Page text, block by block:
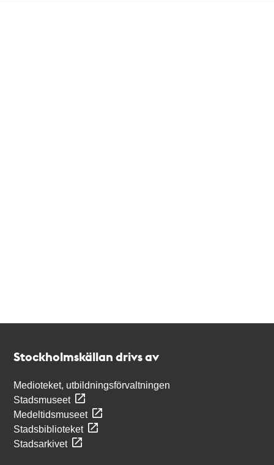
Stockholmskällan drivs av
Medioteket, utbildningsförvaltningen
Stadsmuseet
Medeltidsmuseet
Stadsbiblioteket
Stadsarkivet